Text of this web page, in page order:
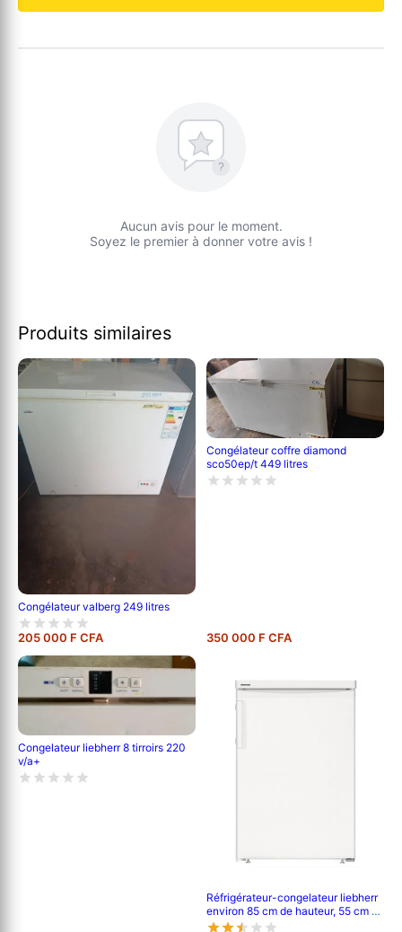
?
Aucun avis pour le moment.
Soyez le premier à donner votre avis !
Produits similaires
Congélateur valberg 249 litres
205 000 F CFA
Congélateur coffre diamond
sco50ep/t 449 litres
350 000 F CFA
Congelateur liebherr 8 tirroirs 220
v/a+
Réfrigérateur-congelateur liebherr
environ 85 cm de hauteur, 55 cm de
largeur, et 62 cm de profondeur